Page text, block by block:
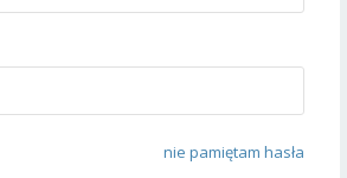
nie pamiętam hasła